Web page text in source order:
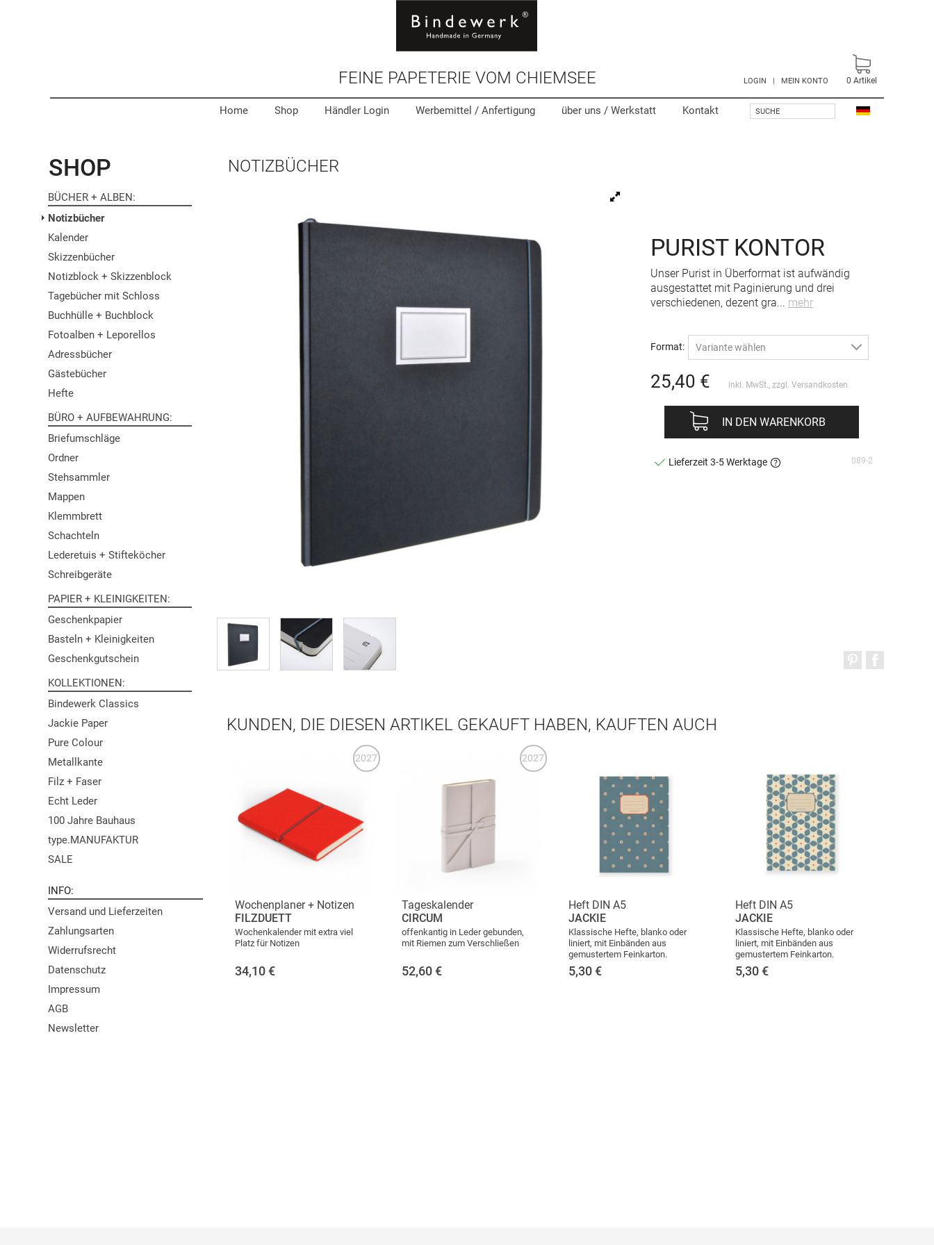
FEINE PAPETERIE VOM CHIEMSEE LOGIN | MEIN KONTO
Home Shop Händler Login Werbemittel / Anfertigung über uns / Werkstatt Kontakt SUCHE
0 Artikel
NOTIZBÜCHER
PURIST KONTOR
Unser Purist in Überformat ist aufwändig
ausgestattet mit Paginierung und drei
verschiedenen, dezent gra... mehr
Format: Variante wählen
25,40 € inkl. MwSt., zzgl. Versandkosten
IN DEN WARENKORB
Lieferzeit 3-5 Werktage 089-2
KUNDEN, DIE DIESEN ARTIKEL GEKAUFT HABEN, KAUFTEN AUCH
Wochenplaner + Notizen
FILZDUETT
Wochenkalender mit extra viel
Platz für Notizen
34,10 €
2027
Tageskalender
CIRCUM
offenkantig in Leder gebunden,
mit Riemen zum Verschließen
52,60 €
2027
Heft DIN A5
JACKIE
Klassische Hefte, blanko oder
liniert, mit Einbänden aus
gemustertem Feinkarton.
5,30 €
Heft DIN A5
JACKIE
Klassische Hefte, blanko oder
liniert, mit Einbänden aus
gemustertem Feinkarton.
5,30 €
SHOP
BÜCHER + ALBEN
Notizbücher
Kalender
Skizzenbücher
Notizblock + Skizzenblock
Tagebücher mit Schloss
Buchhülle + Buchblock
Fotoalben + Leporellos
Adressbücher
Gästebücher
Hefte
BÜRO + AUFBEWAHRUNG
Briefumschläge
Ordner
Stehsammler
Mappen
Klemmbrett
Schachteln
Lederetuis + Stifteköcher
Schreibgeräte
PAPIER + KLEINIGKEITEN
Geschenkpapier
Basteln + Kleinigkeiten
Geschenkgutschein
KOLLEKTIONEN
Bindewerk Classics
Jackie Paper
Pure Colour
Metallkante
Filz + Faser
Echt Leder
100 Jahre Bauhaus
type.MANUFAKTUR
SALE
INFO
Versand und Lieferzeiten
Zahlungsarten
Widerrufsrecht
Datenschutz
Impressum
AGB
Newsletter